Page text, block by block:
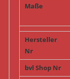
Maße
Hersteller
Nr
bvl Shop Nr